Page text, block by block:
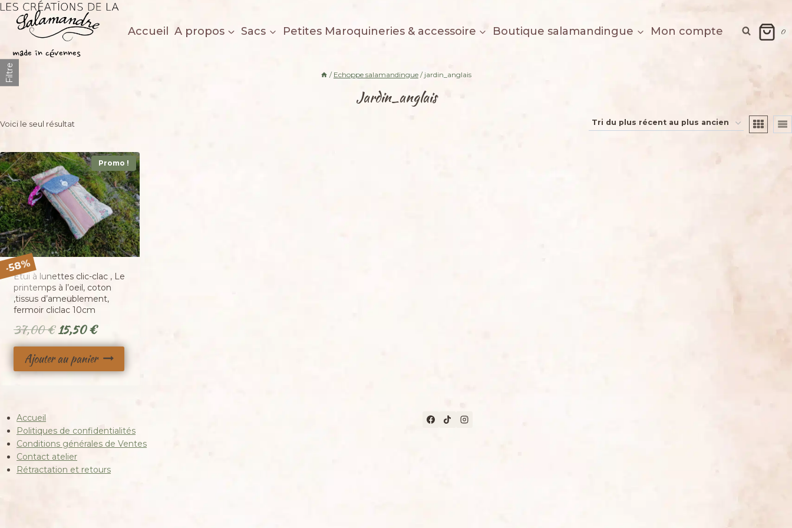
Aller
contenu
Les créations de la salamandre
made in cévennes
Accueil A propos Sacs Petites Maroquineries & accessoire Boutique salamandingue Mon compte 0
/ Echoppe salamandingue / jardin_anglais
Jardin_anglais
Voici le seul résultat
Promo !
-58%
Etui à lunettes clic-clac , Le
printemps à l’oeil, coton
,tissus d’ameublement,
fermoir cliclac 10cm
37,00€ Le
prix
initial
était :
15,50€Le
prix
actuel
est :
Ajouter au panier
Accueil
Politiques de confidentialités
Conditions générales de Ventes
Contact atelier
Rétractation et retours
Filtre